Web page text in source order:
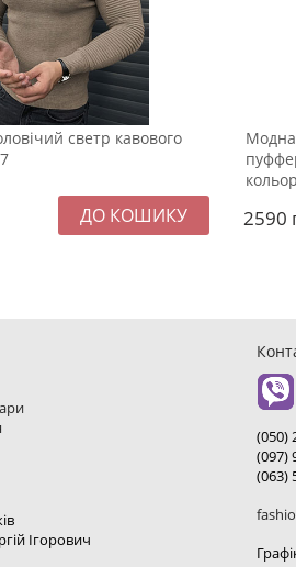
светр кавового
Модна
2590
Ігорович
(050)
(097)
(063)